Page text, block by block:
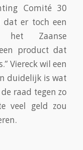
Comité 30
er toch een
het Zaanse
product dat
Viereck wil een
duidelijk is wat
raad tegen zo
veel geld zou